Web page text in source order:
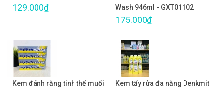
129.000₫
Wash 946ml - GXT01102
175.000₫
Kem đánh răng tinh thể muối
Kem tẩy rửa đa năng Denkmit